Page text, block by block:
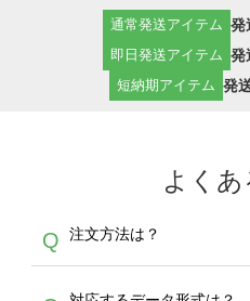
通常発送アイテム 発
即日発送アイテム 発
短納期アイテム 発
よくあ
Q 注文方法は？